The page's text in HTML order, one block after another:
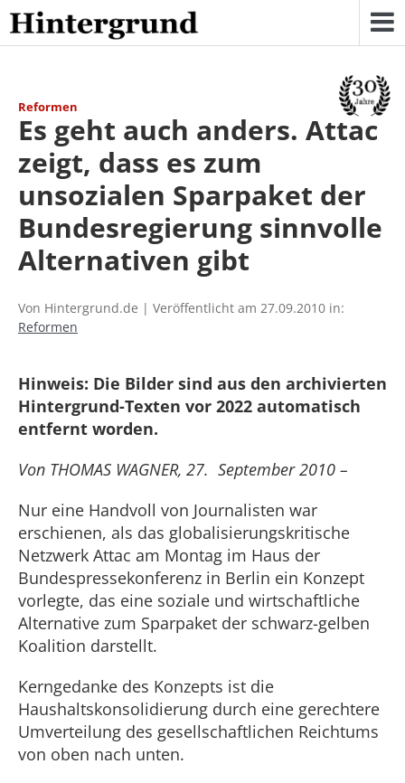
Skip
to
content
Reformen
Es geht auch anders. Attac
zeigt, dass es zum
unsozialen Sparpaket der
Bundesregierung sinnvolle
Alternativen gibt
Von Hintergrund.de | Veröffentlicht am 27.09.2010 in:
Reformen
Hinweis: Die Bilder sind aus den archivierten
Hintergrund-Texten vor 2022 automatisch
entfernt worden.
Von THOMAS WAGNER, 27. September 2010 –
Nur eine Handvoll von Journalisten war
erschienen, als das globalisierungskritische
Netzwerk Attac am Montag im Haus der
Bundespressekonferenz in Berlin ein Konzept
vorlegte, das eine soziale und wirtschaftliche
Alternative zum Sparpaket der schwarz-gelben
Koalition darstellt.
Kerngedanke des Konzepts ist die
Haushaltskonsolidierung durch eine gerechtere
Umverteilung des gesellschaftlichen Reichtums
von oben nach unten.